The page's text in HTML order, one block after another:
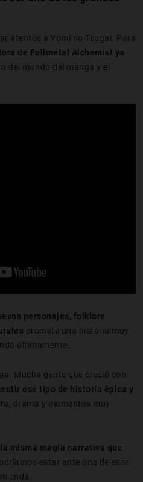
atentos a Yomi no Tsugai. Para
de Fullmetal Alchemist ya
del mundo del manga y el
personajes, folklore
promete una historia muy
últimamente.
Mucha gente que creció con
ese tipo de historia épica y
drama y momentos muy
la misma magia narrativa que
estar ante una de esas